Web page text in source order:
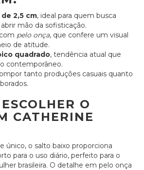
2,5 cm, ideal para quem busca
mão da sofisticação.
pelo onça, que confere um visual
de atitude.
quadrado, tendência atual que
contemporâneo.
tanto produções casuais quanto
O
CATHERINE
único, o salto baixo proporciona
para o uso diário, perfeito para o
brasileira. O detalhe em pelo onça